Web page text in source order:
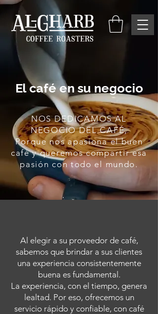
El café en su negocio
NOS DEDICAMOS AL
NEGOCIO DEL CAFÉ,
Porque nos apasiona el buen
café y queremos compartir esa
pasión con todo el mundo.
Al elegir a su proveedor de café,
sabemos que brindar a sus clientes
una experiencia consistentemente
buena es fundamental.
La experiencia, con el tiempo, genera
lealtad. Por eso, ofrecemos un
servicio rápido y confiable, con café